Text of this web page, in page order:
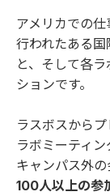
アメリカでの
行われたある
と、そして各
ションです。
ラスボスから
ラボミーティ
キャンパス外の
100人以上の参